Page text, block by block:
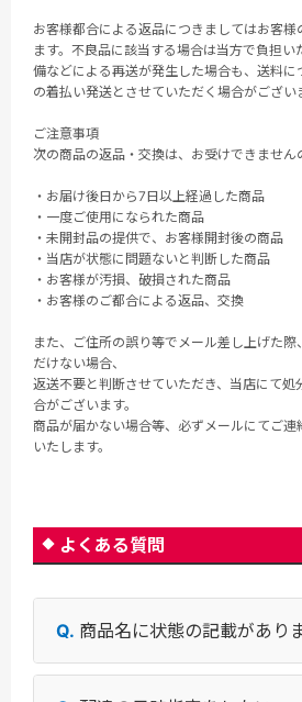
お客様都合による返品につきましてはお客様
ます。不良品に該当する場合は当方で負担い
備などによる再送が発生した場合も、送料に
の着払い発送とさせていただく場合がござい
ご注意事項
次の商品の返品・交換は、お受けできません
・お届け後日から7日以上経過した商品
・一度ご使用になられた商品
・未開封品の提供で、お客様開封後の商品
・当店が状態に問題ないと判断した商品
・お客様が汚損、破損された商品
・お客様のご都合による返品、交換
また、ご住所の誤り等でメール差し上げた
だけない場合、
返送不要と判断させていただき、当店にて処
合がございます。
商品が届かない場合等、必ずメールにてご
いたします。
よくある質問
商品名に状態の記載があり